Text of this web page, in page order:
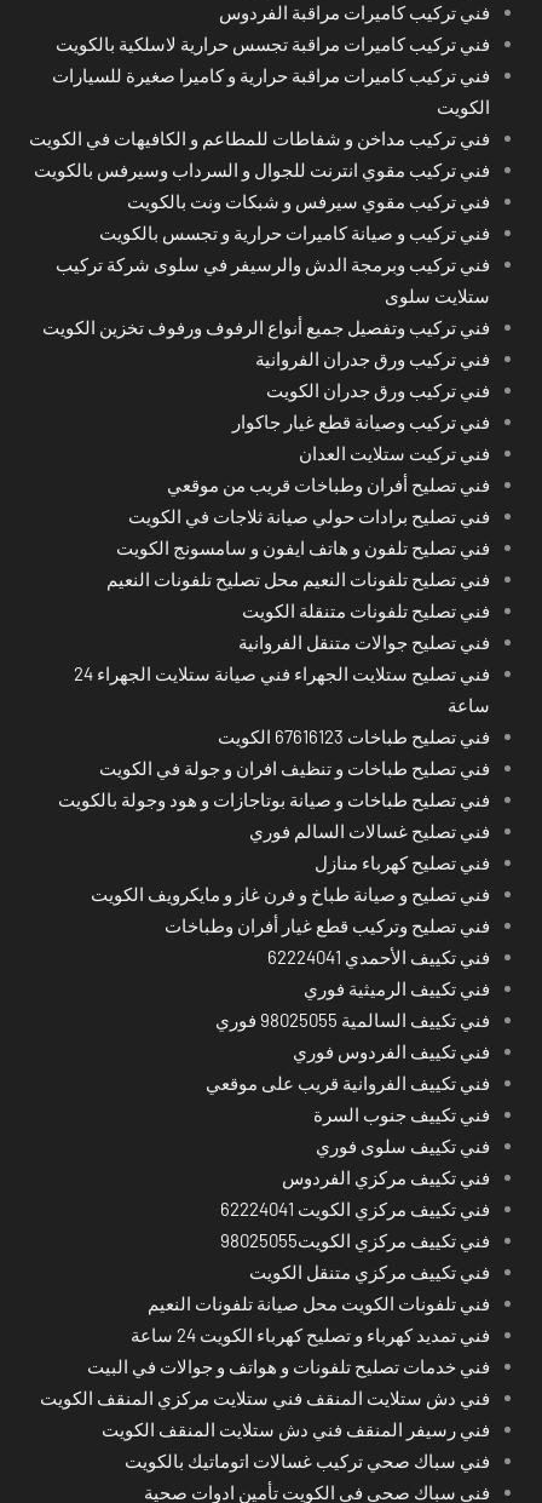
فني تركيب كاميرات مراقبة الفردوس
فني تركيب كاميرات مراقبة تجسس حرارية لاسلكية بالكويت
فني تركيب كاميرات مراقبة حرارية و كاميرا صغيرة للسيارات
الكويت
فني تركيب مداخن و شفاطات للمطاعم و الكافيهات في الكويت
فني تركيب مقوي انترنت للجوال و السرداب وسيرفس بالكويت
فني تركيب مقوي سيرفس و شبكات ونت بالكويت
فني تركيب و صيانة كاميرات حرارية و تجسس بالكويت
فني تركيب وبرمجة الدش والرسيفر في سلوى شركة تركيب
ستلايت سلوى
فني تركيب وتفصيل جميع أنواع الرفوف ورفوف تخزين الكويت
فني تركيب ورق جدران الفروانية
فني تركيب ورق جدران الكويت
فني تركيب وصيانة قطع غيار جاكوار
فني تركيت ستلايت العدان
فني تصليح أفران وطباخات قريب من موقعي
فني تصليح برادات حولي صيانة ثلاجات في الكويت
فني تصليح تلفون و هاتف ايفون و سامسونج الكويت
فني تصليح تلفونات النعيم محل تصليح تلفونات النعيم
فني تصليح تلفونات متنقلة الكويت
فني تصليح جوالات متنقل الفروانية
فني تصليح ستلايت الجهراء فني صيانة ستلايت الجهراء 24
ساعة
فني تصليح طباخات 67616123 الكويت
فني تصليح طباخات و تنظيف افران و جولة في الكويت
فني تصليح طباخات و صيانة بوتاجازات و هود وجولة بالكويت
فني تصليح غسالات السالم فوري
فني تصليح كهرباء منازل
فني تصليح و صيانة طباخ و فرن غاز و مايكرويف الكويت
فني تصليح وتركيب قطع غيار أفران وطباخات
فني تكييف الأحمدي 62224041
فني تكييف الرميثية فوري
فني تكييف السالمية 98025055 فوري
فني تكييف الفردوس فوري
فني تكييف الفروانية قريب على موقعي
فني تكييف جنوب السرة
فني تكييف سلوى فوري
فني تكييف مركزي الفردوس
فني تكييف مركزي الكويت 62224041
فني تكييف مركزي الكويت98025055
فني تكييف مركزي متنقل الكويت
فني تلفونات الكويت محل صيانة تلفونات النعيم
فني تمديد كهرباء و تصليح كهرباء الكويت 24 ساعة
فني خدمات تصليح تلفونات و هواتف و جوالات في البيت
فني دش ستلايت المنقف فني ستلايت مركزي المنقف الكويت
فني رسيفر المنقف فني دش ستلايت المنقف الكويت
فني سباك صحي تركيب غسالات اتوماتيك بالكويت
فني سباك صحي في الكويت تأمين ادوات صحية